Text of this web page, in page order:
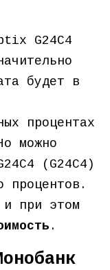
G24C4
будет в
процентах
можно
(G24C4)
процентов.
и при этом
.